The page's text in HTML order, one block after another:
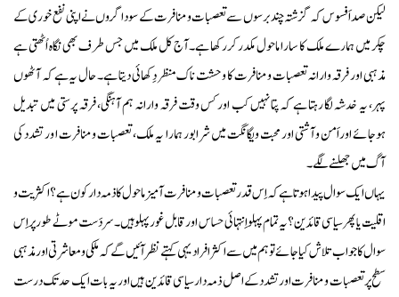
لیکن صد اَفسوس کہ گزشتہ چند برسوں سے تعصبات ومنافرت کے سوداگروں نے اپنی نفع خوری کے
چکر میں ہمارے ملک کا سارا ماحول مکدر کررکھا ہے۔ آج کل ملک میں جس طرف بھی نگاہ اُٹھتی ہے
مذہبی اور فرقہ وارانہ تعصبات ومنافرت کا وحشت ناک منظر دِکھائی دیتا ہے۔ حال یہ ہے کہ آٹھوں
پہر، یہ خدشہ لگا رہتا ہے کہ پتا نہیں کب اورکس وقت فرقہ وارانہ ہم آہنگی، فرقہ پرستی میں تبدیل
ہوجائے اوراَمن وآشتی اور محبت ویگانگت میں شرابور ہمارا یہ ملک، تعصبات ومنافرت ا ور تشدد کی
آگ میں جھلسنے لگے۔
یہاں ایک سوال پیدا ہوتا ہے کہ اِس قدر تعصبات ومنافرت آمیز ماحول کا ذمہ دار کون ہے؟اکثریت و
اقلیت یا پھرسیاسی قائدین؟ یہ تمام پہلو اِنتہائی حساس اور قابل غور پہلو ہیں۔ سردَست موٹے طورپر اِس
سوال کاجواب تلاش کیا جائے تو ہم میں سے اکثر افراد یہی کہتے نظر آئیں گے کہ ملکی ومعاشرتی اور مذہبی
سطح پر تعصبات ومنافرت اورتشدد کے اصل ذمہ دار سیاسی قائدین ہیں اوریہ بات ایک حد تک درست